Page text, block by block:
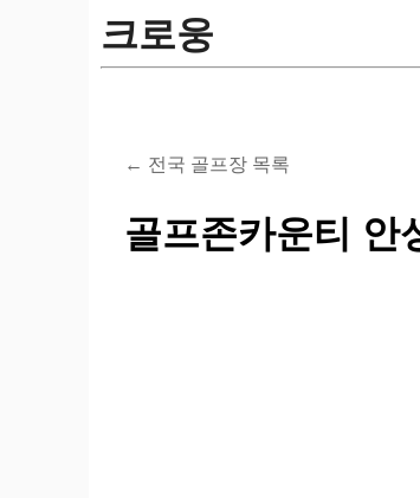
크로웅
← 전국 골프장 목록
골프존카운티 안